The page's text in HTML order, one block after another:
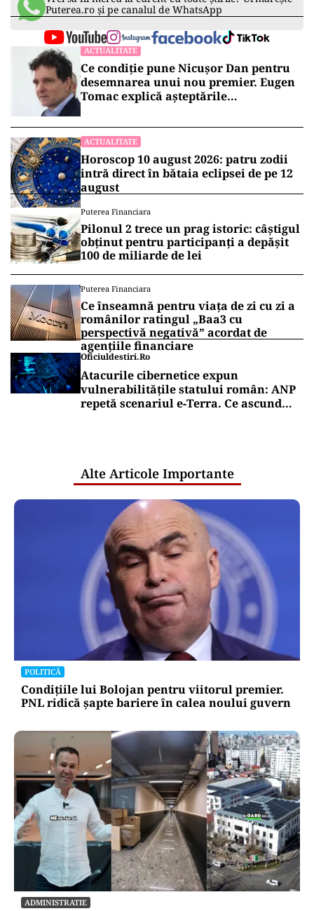
Puterea.ro și pe canalul de WhatsApp
ACTUALITATE
Ce condiție pune Nicușor Dan pentru
desemnarea unui nou premier. Eugen
Tomac explică așteptările
ACTUALITATE
Horoscop 10 august 2026: patru zodii
intră direct în bătaia eclipsei de pe 12
august
Puterea Financiara
Pilonul 2 trece un prag istoric: câștigul
obținut pentru participanți a depășit
100 de miliarde de lei
Puterea Financiara
Ce înseamnă pentru viața de zi cu zi a
românilor ratingul „Baa3 cu
perspectivă negativă” acordat de
agențiile financiare
Oficiuldestiri.ro
Atacurile cibernetice expun
vulnerabilitățile statului român: ANP
repetă scenariul e‑Terra. Ce ascund
Alte Articole Importante
POLITICĂ
Condițiile lui Bolojan pentru viitorul premier.
PNL ridică șapte bariere în calea noului guvern
ADMINISTRATIE